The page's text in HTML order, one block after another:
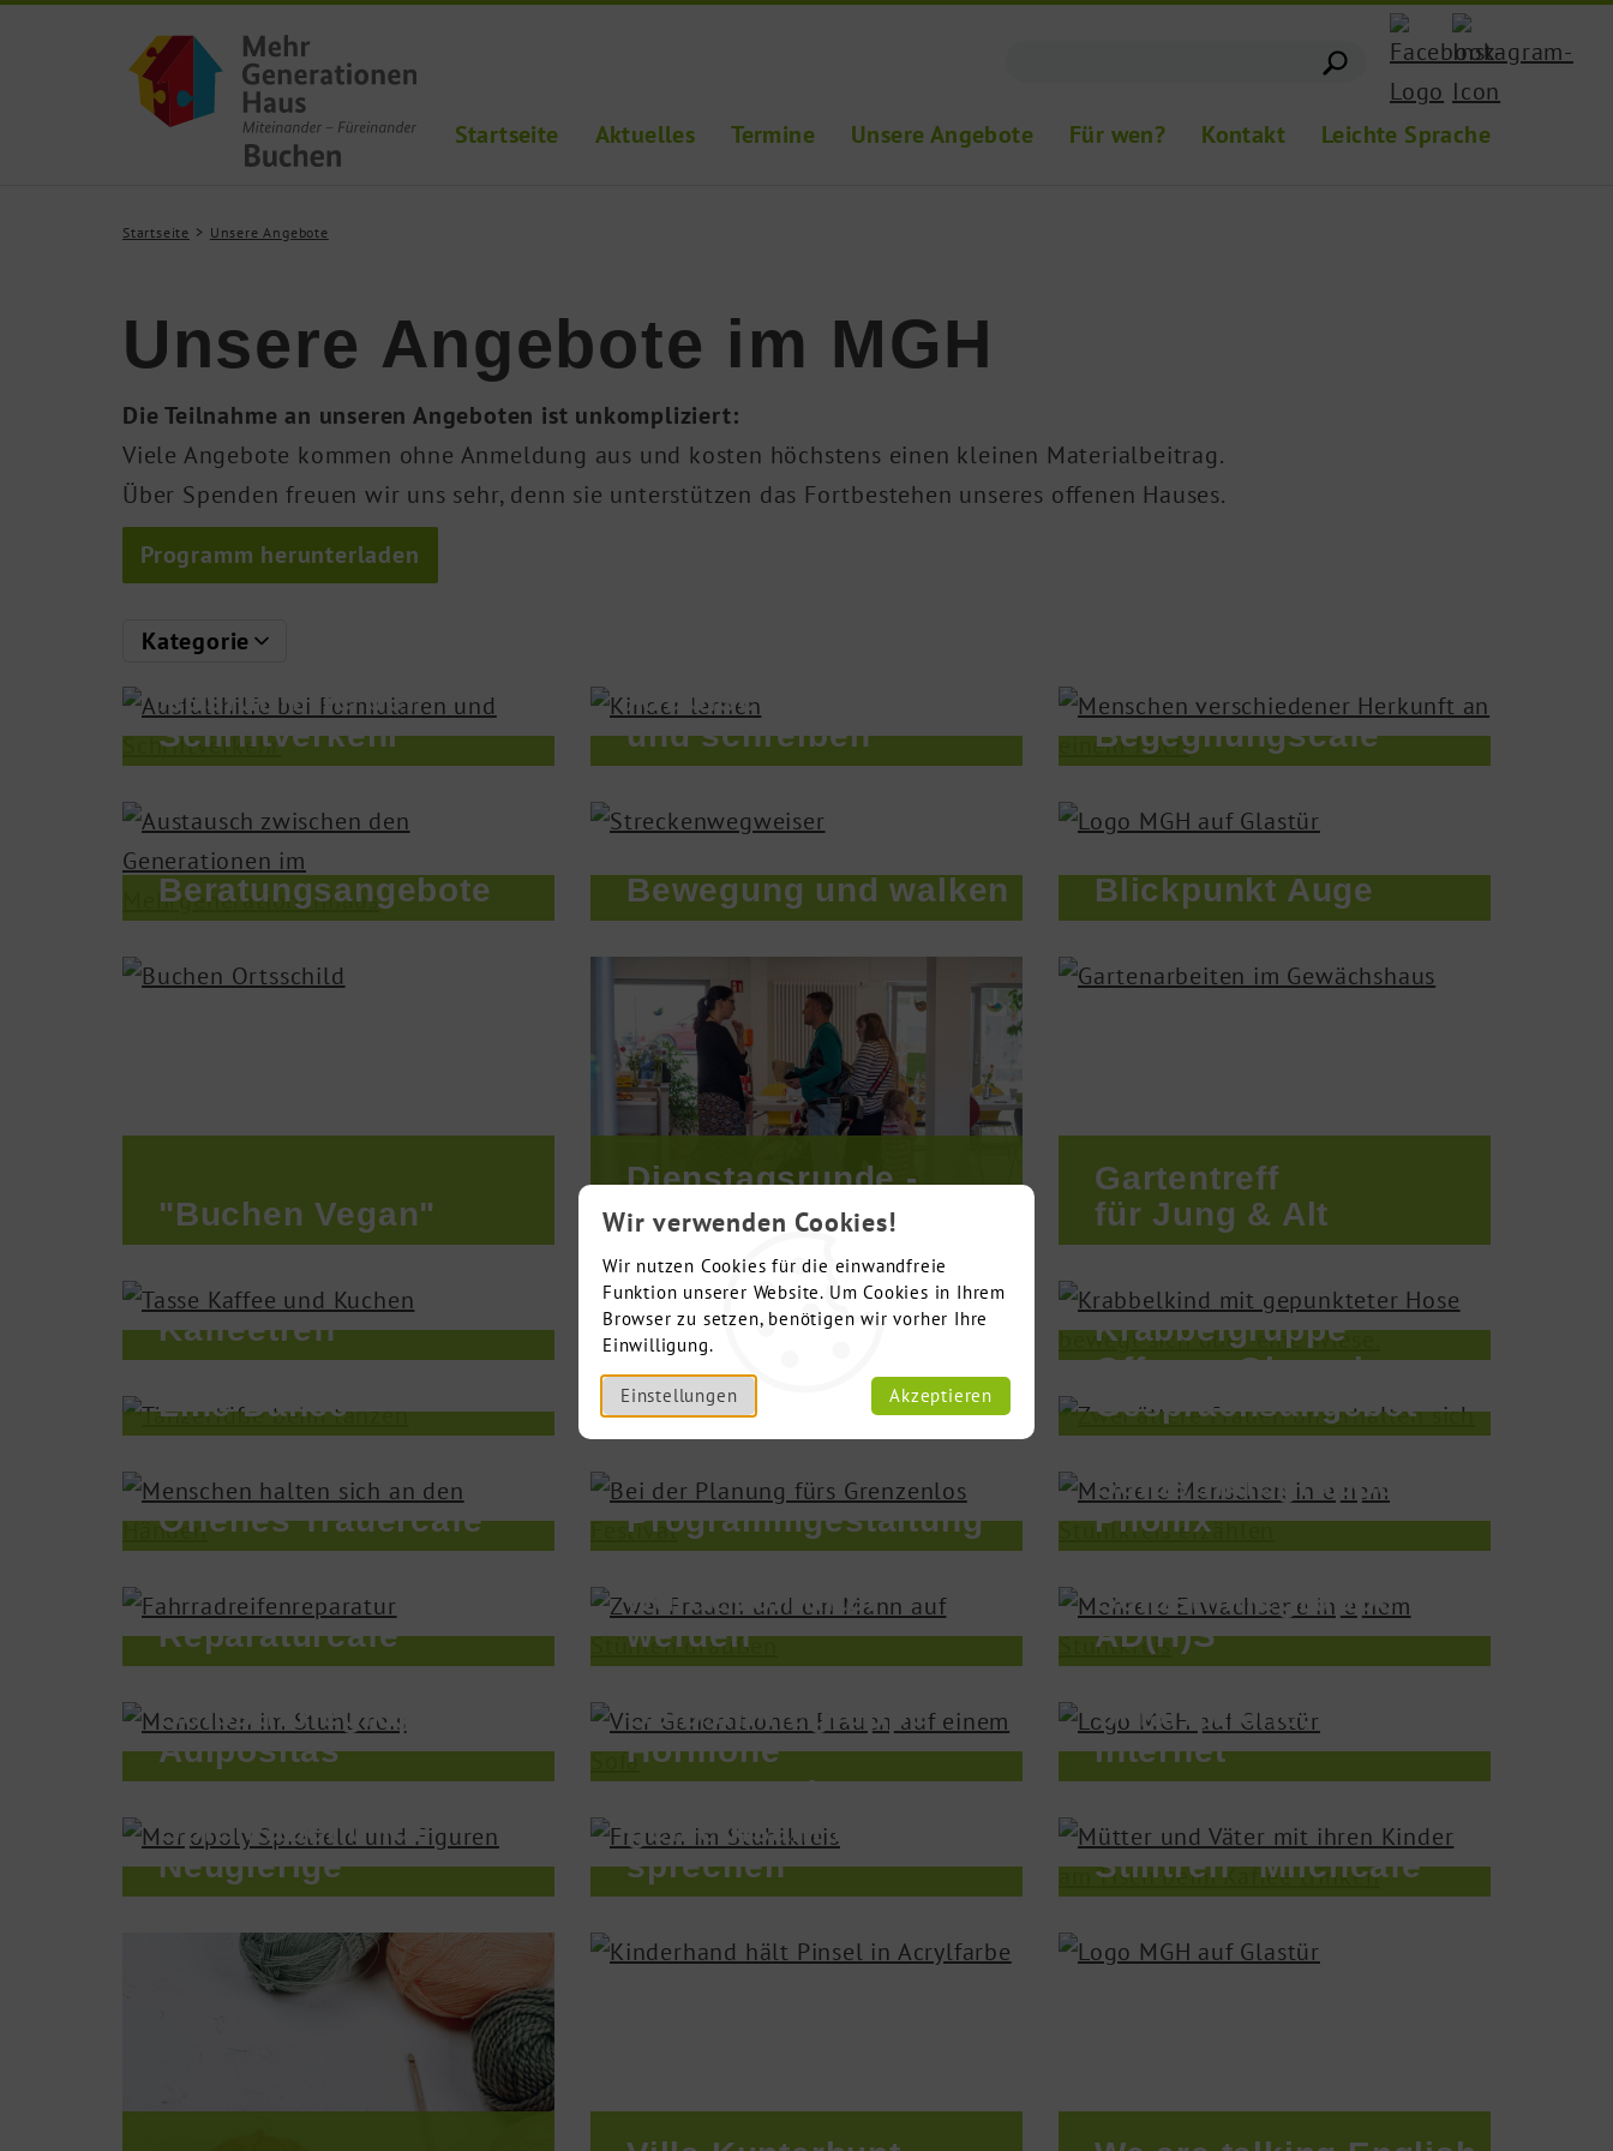
Wir verwenden Cookies!
Wir nutzen Cookies für die einwandfreie
Funktion unserer Website. Um Cookies in Ihrem
Browser zu setzen, benötigen wir vorher Ihre
Einwilligung.
Einstellungen Akzeptieren
Startseite Aktuelles Termine Unsere Angebote Für wen? Kontakt Leichte Sprache
Startseite Unsere Angebote
Unsere Angebote im MGH
Die Teilnahme an unseren Angeboten ist unkompliziert:
Viele Angebote kommen ohne Anmeldung aus und kosten höchstens einen kleinen Materialbeitrag.
Über Spenden freuen wir uns sehr, denn sie unterstützen das Fortbestehen unseres offenen Hauses.
Programm herunterladen
Kategorie
Ausfüllhilfe bei
Schriftverkehr
Arabisch lesen
und schreiben
Begegnungscafé
Beratungs­angebote Bewegung und walken Blickpunkt Auge
"Buchen Vegan"
Dienstagsrunde -
Wissenswertes
Gartentreff
für Jung & Alt
Kaffeetreff
Kochen - Genießen -
Zusammensein
Krabbelgruppe
Line Dance Linux – statt Windows
Offenes Ohr - ein
Gesprächsangebot
Offenes Trauer­café Programm­gestaltung
Psychosomatische
Selbsthilfegruppe
Phönix
Reparatur­café
Selbstbestimmt und
würdevoll älter
werden
Selbsthilfegruppe
AD(H)S
Selbsthilfegruppe
Adipositas
Selbsthilfegruppe
Hormone
Smartphone, PC und
Internet
Spieleabend für
Neugierige
Sprachcafé -
gemeinsam Deutsch
sprechen
Stilltreff "Milchcafé"